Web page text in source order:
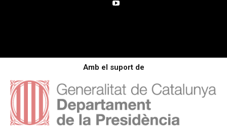
Amb el suport de